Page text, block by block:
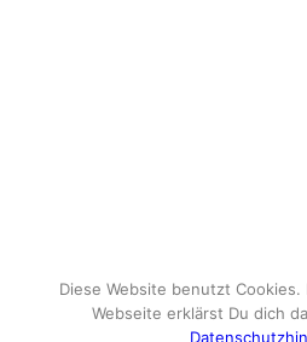
Diese Website benutzt
Webseite erklärst Du dich